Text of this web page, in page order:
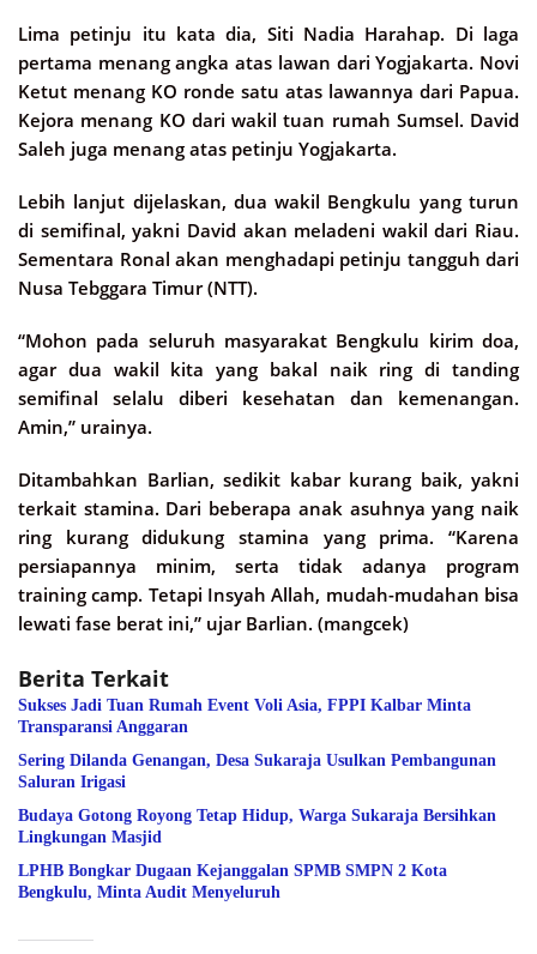
Lima petinju itu kata dia, Siti Nadia Harahap. Di laga
pertama menang angka atas lawan dari Yogjakarta. Novi
Ketut menang KO ronde satu atas lawannya dari Papua.
Kejora menang KO dari wakil tuan rumah Sumsel. David
Saleh juga menang atas petinju Yogjakarta.
Lebih lanjut dijelaskan, dua wakil Bengkulu yang turun
di semifinal, yakni David akan meladeni wakil dari Riau.
Sementara Ronal akan menghadapi petinju tangguh dari
Nusa Tebggara Timur (NTT).
“Mohon pada seluruh masyarakat Bengkulu kirim doa,
agar dua wakil kita yang bakal naik ring di tanding
semifinal selalu diberi kesehatan dan kemenangan.
Amin,” urainya.
Ditambahkan Barlian, sedikit kabar kurang baik, yakni
terkait stamina. Dari beberapa anak asuhnya yang naik
ring kurang didukung stamina yang prima. “Karena
persiapannya minim, serta tidak adanya program
training camp. Tetapi Insyah Allah, mudah-mudahan bisa
lewati fase berat ini,” ujar Barlian. (mangcek)
Berita Terkait
Sukses Jadi Tuan Rumah Event Voli Asia, FPPI Kalbar Minta
Transparansi Anggaran
Sering Dilanda Genangan, Desa Sukaraja Usulkan Pembangunan
Saluran Irigasi
Budaya Gotong Royong Tetap Hidup, Warga Sukaraja Bersihkan
Lingkungan Masjid
LPHB Bongkar Dugaan Kejanggalan SPMB SMPN 2 Kota
Bengkulu, Minta Audit Menyeluruh